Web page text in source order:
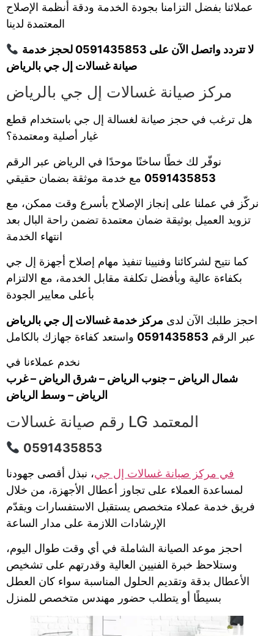
عملائنا بفضل التزامنا بجودة الخدمة ودقة أنظمة الإصلاح
المعتمدة لدينا
لا تتردد واتصل الآن على 0591435853 لحجز خدمة
صيانة غسالات إل جي بالرياض
مركز صيانة غسالات إل جي بالرياض
هل ترغب في حجز صيانة لغسالة إل جي باستخدام قطع
غيار أصلية ومعتمدة؟
نوفّر لك خطًا ساخنًا موحدًا في الرياض عبر الرقم
0591435853 مع خدمة موثقة بضمان حقيقي
نركّز في عملنا على إنجاز الإصلاح بأسرع وقت ممكن، مع
تزويد العميل بوثيقة ضمان معتمدة تضمن راحة البال بعد
انتهاء الخدمة
كما نتيح لشركائنا وفنيينا تنفيذ مهام إصلاح أجهزة إل جي
بكفاءة عالية وبأفضل تكلفة مقابل الخدمة، مع الالتزام
بأعلى معايير الجودة
احجز طلبك الآن لدى مركز خدمة غسالات إل جي بالرياض
عبر الرقم 0591435853 واستعد كفاءة جهازك بالكامل
نخدم عملاءنا في
شمال الرياض – جنوب الرياض – شرق الرياض – غرب
الرياض – وسط الرياض
رقم صيانة غسالات LG المعتمد
0591435853
في مركز صيانة غسالات إل جي، نبذل أقصى جهودنا
لمساعدة العملاء على تجاوز أعطال الأجهزة، من خلال
فريق خدمة عملاء متخصص يستقبل الاستفسارات ويقدّم
الإرشادات اللازمة على مدار الساعة
احجز موعد الصيانة الشاملة في أي وقت طوال اليوم،
وستلاحظ خبرة الفنيين العالية وقدرتهم على تشخيص
الأعطال بدقة وتقديم الحلول المناسبة سواء كان العطل
بسيطًا أو يتطلب حضور مهندس متخصص للمنزل